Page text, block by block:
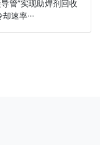
管”实现助焊剂回收
速率···